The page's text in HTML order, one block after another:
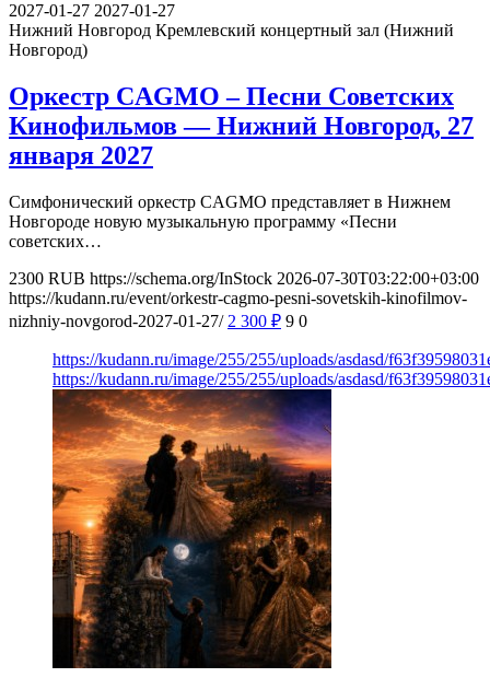
2027-01-27 2027-01-27
Нижний Новгород Кремлевский концертный зал (Нижний
Новгород)
Оркестр CAGMO – Песни Советских
Кинофильмов — Нижний Новгород, 27
января 2027
Симфонический оркестр CAGMO представляет в Нижнем
Новгороде новую музыкальную программу «Песни
советских…
2300 RUB https://schema.org/InStock 2026-07-30T03:22:00+03:00
https://kudann.ru/event/orkestr-cagmo-pesni-sovetskih-kinofilmov-
nizhniy-novgorod-2027-01-27/ 2 300 ₽ 9 0
https://kudann.ru/image/255/255/uploads/asdasd/
https://kudann.ru/image/255/255/uploads/asdasd/